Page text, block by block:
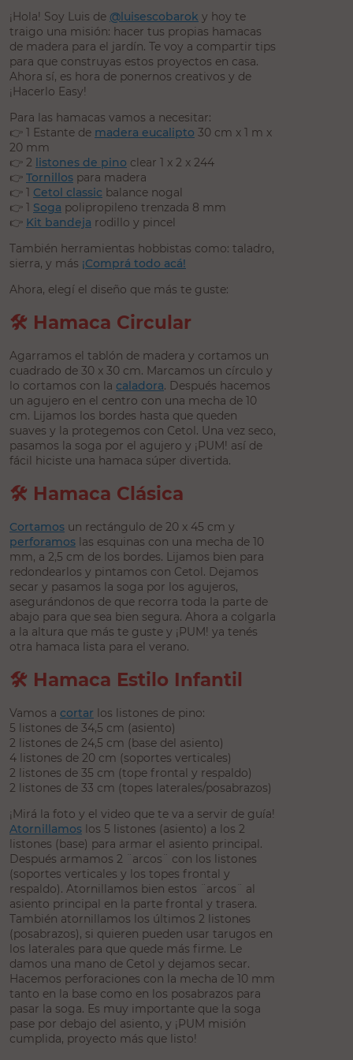
¡Hola! Soy Luis de @luisescobarok y hoy te
traigo una misión: hacer tus propias hamacas
de madera para el jardín. Te voy a compartir tips
para que construyas estos proyectos en casa.
Ahora sí, es hora de ponernos creativos y de
¡Hacerlo Easy!
Para las hamacas vamos a necesitar:
👉 1 Estante de madera eucalipto 30 cm x 1 m x
20 mm
👉 2 listones de pino clear 1 x 2 x 244
👉 Tornillos para madera
👉 1 Cetol classic balance nogal
👉 1 Soga polipropileno trenzada 8 mm
👉 Kit bandeja rodillo y pincel
También herramientas hobbistas como: taladro,
sierra, y más ¡Comprá todo acá!
Ahora, elegí el diseño que más te guste:
🛠️ Hamaca Circular
Agarramos el tablón de madera y cortamos un
cuadrado de 30 x 30 cm. Marcamos un círculo y
lo cortamos con la caladora. Después hacemos
un agujero en el centro con una mecha de 10
cm. Lijamos los bordes hasta que queden
suaves y la protegemos con Cetol. Una vez seco,
pasamos la soga por el agujero y ¡PUM! así de
fácil hiciste una hamaca súper divertida.
🛠️ Hamaca Clásica
Cortamos un rectángulo de 20 x 45 cm y
perforamos las esquinas con una mecha de 10
mm, a 2,5 cm de los bordes. Lijamos bien para
redondearlos y pintamos con Cetol. Dejamos
secar y pasamos la soga por los agujeros,
asegurándonos de que recorra toda la parte de
abajo para que sea bien segura. Ahora a colgarla
a la altura que más te guste y ¡PUM! ya tenés
otra hamaca lista para el verano.
🛠️ Hamaca Estilo Infantil
Vamos a cortar los listones de pino:
5 listones de 34,5 cm (asiento)
2 listones de 24,5 cm (base del asiento)
4 listones de 20 cm (soportes verticales)
2 listones de 35 cm (tope frontal y respaldo)
2 listones de 33 cm (topes laterales/posabrazos)
¡Mirá la foto y el video que te va a servir de guía!
Atornillamos los 5 listones (asiento) a los 2
listones (base) para armar el asiento principal.
Después armamos 2 ¨arcos¨ con los listones
(soportes verticales y los topes frontal y
respaldo). Atornillamos bien estos ¨arcos¨ al
asiento principal en la parte frontal y trasera.
También atornillamos los últimos 2 listones
(posabrazos), si quieren pueden usar tarugos en
los laterales para que quede más firme. Le
damos una mano de Cetol y dejamos secar.
Hacemos perforaciones con la mecha de 10 mm
tanto en la base como en los posabrazos para
pasar la soga. Es muy importante que la soga
pase por debajo del asiento, y ¡PUM misión
cumplida, proyecto más que listo!